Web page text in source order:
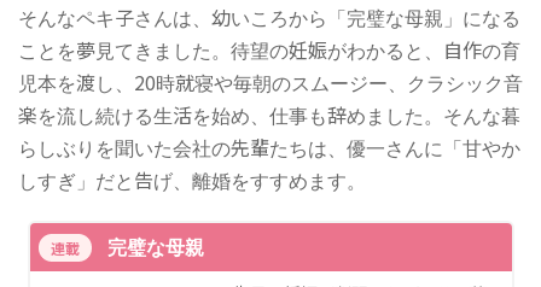
そんなペキ子さんは、幼いころから「完璧な母親」になる
ことを夢見てきました。待望の妊娠がわかると、自作の育
児本を渡し、20時就寝や毎朝のスムージー、クラシック音
楽を流し続ける生活を始め、仕事も辞めました。そんな暮
らしぶりを聞いた会社の先輩たちは、優一さんに「甘やか
しすぎ」だと告げ、離婚をすすめます。
連載 完璧な母親